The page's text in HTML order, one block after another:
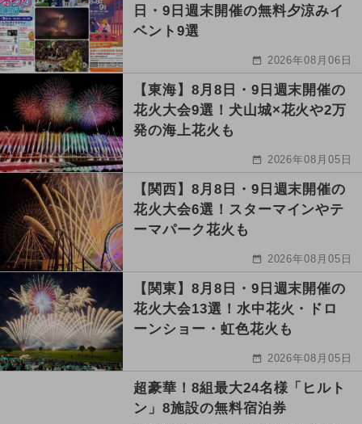
日・9日週末開催の無料夕涼みイ
ベント9選
2026年08月06日
【東海】8月8日・9日週末開催の
花火大会9選！犬山城×花火や2万
発の海上花火も
2026年08月05日
【関西】8月8日・9日週末開催の
花火大会6選！スターマインやテ
ーマパーク花火も
2026年08月05日
【関東】8月8日・9日週末開催の
花火大会13選！水中花火・ドロ
ーンショー・虹色花火も
2026年08月05日
超豪華！8組最大24名様「ヒルト
ン」8施設の無料宿泊券